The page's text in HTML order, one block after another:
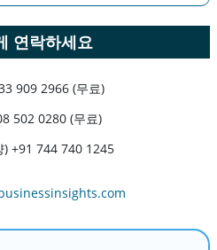
연락하세요
909 2966 (무료)
502 0280 (무료)
) +91 744 740 1245